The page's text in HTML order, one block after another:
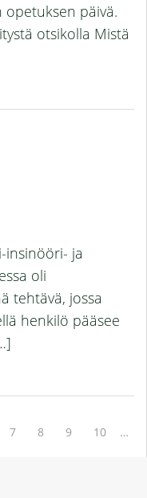
päivä.
otsikolla Mistä
insinööri- ja
oli
tehtävä, jossa
henkilö pääsee
7 8 9 10
…